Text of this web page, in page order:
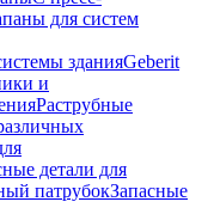
для систем
зданияGeberit
и
Раструбные
детали для
патрубокЗапасные